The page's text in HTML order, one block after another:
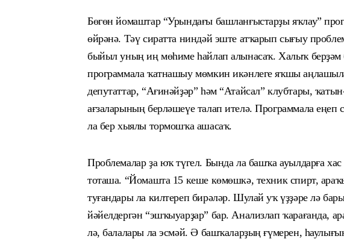
Бөгөн йомаштар “Урындағы башланғыстарҙы яҡлау”
өйрәнә. Тәү сиратта ниндәй эште атҡарып сығыу
быйыл уның иң мөһиме һайлап алынасаҡ.Халыҡберҙәм
программала ҡатнашыу мөмкин икәнлеге яҡшы
депутаттар, “Ағинәйҙәр” һәм“Атайсал” клубтары,
ағзаларының берләшеүе талап ителә. Программала
ла бер хыялы тормошҡа ашасаҡ.
Проблемалар ҙа юҡ түгел. Бында ла башҡа ауылдарға хас
тоташа. “Йомашта15 кеше көмөшкә, техник спирт,
туғандары ла килтереп бирәләр. Шулай уҡ үҙҙәре лә
йәйелдергән “эшҡыуарҙар” бар. Анализлап ҡарағанда,
лә, балалары лаэсмәй. Ә башҡаларҙың ғүмерен,